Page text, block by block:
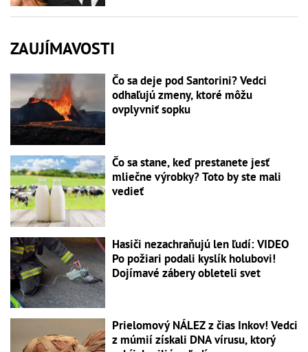
ZAUJÍMAVOSTI
Čo sa deje pod Santorini? Vedci
odhaľujú zmeny, ktoré môžu
ovplyvniť sopku
Čo sa stane, keď prestanete jesť
mliečne výrobky? Toto by ste mali
vedieť
Hasiči nezachraňujú len ľudí: VIDEO
Po požiari podali kyslík holubovi!
Dojímavé zábery obleteli svet
Prielomový NÁLEZ z čias Inkov! Vedci
z múmií získali DNA vírusu, ktorý